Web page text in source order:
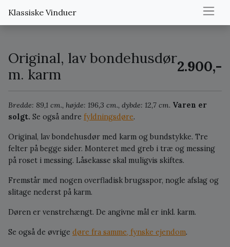
Klassiske Vinduer
Original, lav bondehusdør
m. karm
2.900,-
Bredde: 89,1 cm., højde: 196,3 cm., dybde: 12,7 cm. Varen er
solgt. Se også andre fyldningsdøre.
Original, lav bondehusdør med karm og bundstykke. Tre
felter på begge sider. Monteret med greb i træ og messing
på roset i messing. Låsekasse skal muligvis skiftes.
Fremstår med nogen overfladisk brugsspor, nogle afslag og
slitage nederst på karm.
Døren er venstrehængt. De angivne mål er inkl. karm.
Se også de øvrige døre fra samme, fynske ejendom.